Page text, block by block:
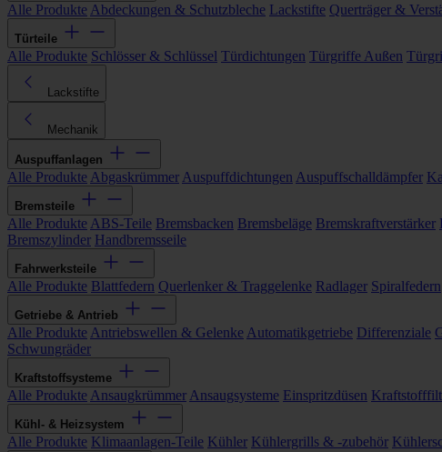
Alle Produkte Abdeckungen & Schutzbleche Lackstifte Querträger &
Türteile
Alle Produkte Schlösser & Schlüssel Türdichtungen Türgriffe Außen
Lackstifte
Mechanik
Auspuffanlagen
Alle Produkte Abgaskrümmer Auspuffdichtungen Auspuffschalldämpfer
Bremsteile
Alle Produkte ABS-Teile Bremsbacken Bremsbeläge Bremskraftverstärker
Bremszylinder Handbremsseile
Fahrwerksteile
Alle Produkte Blattfedern Querlenker & Traggelenke Radlager Spiralfedern
Getriebe & Antrieb
Alle Produkte Antriebswellen & Gelenke Automatikgetriebe Differenziale
Schwungräder
Kraftstoffsysteme
Alle Produkte Ansaugkrümmer Ansaugsysteme Einspritzdüsen
Kühl- & Heizsystem
Alle Produkte Klimaanlagen-Teile Kühler Kühlergrills & -zubehör